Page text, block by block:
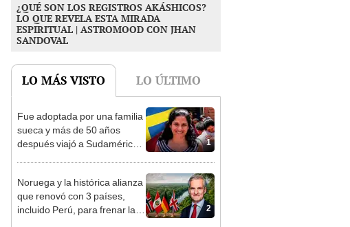
¿QUÉ SON LOS REGISTROS AKÁSHICOS?
LO QUE REVELA ESTA MIRADA
ESPIRITUAL | ASTROMOOD CON JHAN
SANDOVAL
LO MÁS VISTO LO ÚLTIMO
1
Fue adoptada por una familia
sueca y más de 50 años
después viajó a Sudamérica
2
Noruega y la histórica alianza
que renovó con 3 países,
incluido Perú, para frenar la